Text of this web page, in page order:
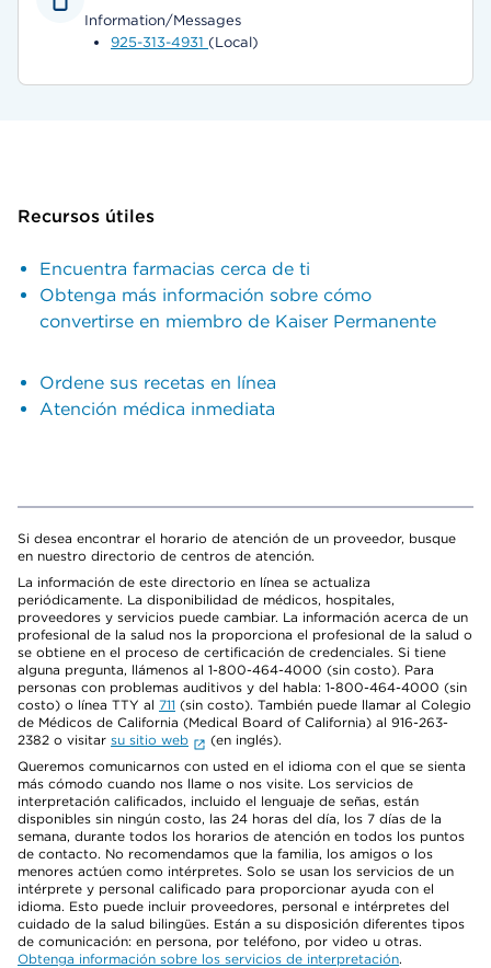
Information/Messages
925-313-4931 (Local)
Recursos útiles
Encuentra farmacias cerca de ti
Obtenga más información sobre cómo
convertirse en miembro de Kaiser Permanente
Ordene sus recetas en línea
Atención médica inmediata
Si desea encontrar el horario de atención de un proveedor, busque
en nuestro directorio de centros de atención.
La información de este directorio en línea se actualiza
periódicamente. La disponibilidad de médicos, hospitales,
proveedores y servicios puede cambiar. La información acerca de un
profesional de la salud nos la proporciona el profesional de la salud o
se obtiene en el proceso de certificación de credenciales. Si tiene
alguna pregunta, llámenos al 1-800-464-4000 (sin costo). Para
personas con problemas auditivos y del habla: 1-800-464-4000 (sin
costo) o línea TTY al 711 (sin costo). También puede llamar al Colegio
de Médicos de California (Medical Board of California) al 916-263-
2382 o visitar su sitio web
(en inglés).
Queremos comunicarnos con usted en el idioma con el que se sienta
más cómodo cuando nos llame o nos visite. Los servicios de
interpretación calificados, incluido el lenguaje de señas, están
disponibles sin ningún costo, las 24 horas del día, los 7 días de la
semana, durante todos los horarios de atención en todos los puntos
de contacto. No recomendamos que la familia, los amigos o los
menores actúen como intérpretes. Solo se usan los servicios de un
intérprete y personal calificado para proporcionar ayuda con el
idioma. Esto puede incluir proveedores, personal e intérpretes del
cuidado de la salud bilingües. Están a su disposición diferentes tipos
de comunicación: en persona, por teléfono, por video u otras.
Obtenga información sobre los servicios de interpretación.